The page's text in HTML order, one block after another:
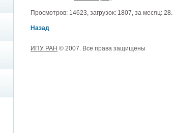
Просмотров: 14623, загрузок: 1807, за месяц: 28.
Назад
ИПУ РАН © 2007. Все права защищены